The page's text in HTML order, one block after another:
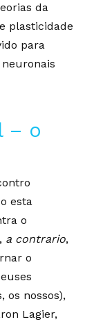
da
plasticidade
para
– o
esta
o
a contrario,
o
os nossos),
Lagier,